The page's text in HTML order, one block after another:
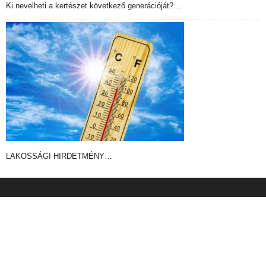
Ki nevelheti a kertészet következő generációját?…
LAKOSSÁGI HIRDETMÉNY…